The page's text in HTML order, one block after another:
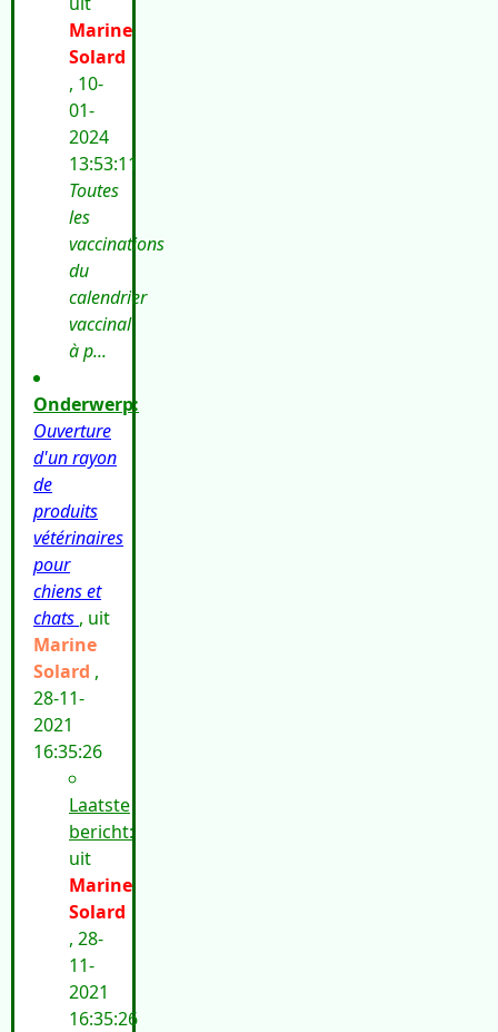
Marine
Solard
, 10-
01-
2024
13:53:11
Toutes
les
vaccinations
du
calendrier
vaccinal
à p...
Onderwerp:
Ouverture
d'un rayon
de
produits
vétérinaires
pour
chiens et
chats , uit
Marine
Solard ,
28-11-
2021
16:35:26
Laatste
bericht:
uit
Marine
Solard
, 28-
11-
2021
16:35:26